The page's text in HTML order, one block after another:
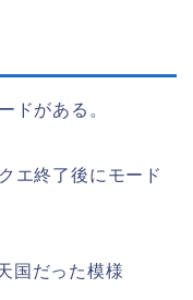
ドがある。
エ終了後にモード
国だった模様